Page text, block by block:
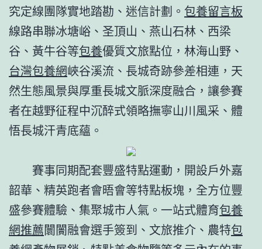
究定線團隊實地踏勘、迷信計劃。 包養留言板
線路串聯冰塘峪、圣頂山、燕山石林、西梁
谷、黃牛谷等包養優質文旅點位，林海山野、
台灣包養網峽谷溪流、長城奇跡參差相連，天
然生態風景與厚重長城文脈深度融合，讓參賽
者在越野征程中沉醉式領略撫寧山川風采、體
悟長城汗青底蘊。
賽事同期配套豐盛特點運動，開設戶外嘉
韶華、精英跑者會晤會等特點板塊，全方位豐
盛參賽體驗、集聚城市人氣。一站式體育包養
網推薦闤闠融會選手簽到、文旅推介、農特包